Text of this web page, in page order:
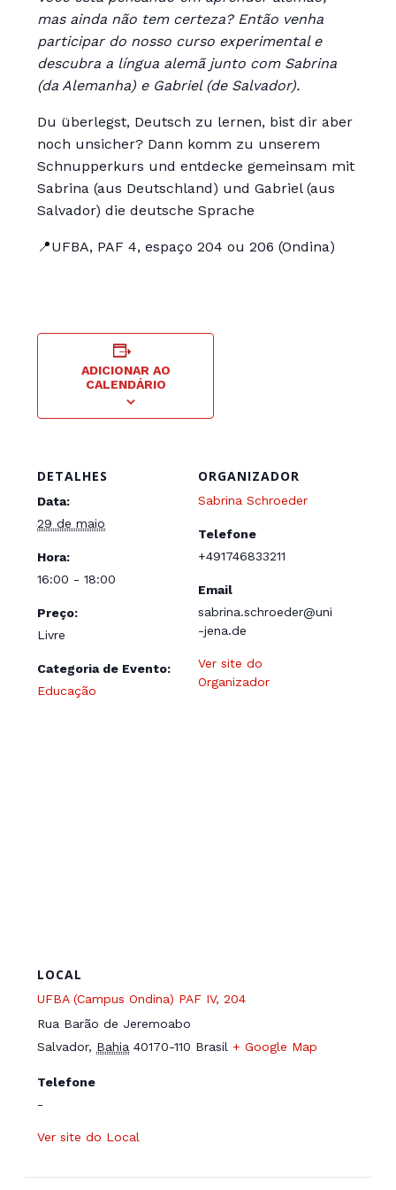
mas ainda não tem certeza? Então venha
participar do nosso curso experimental e
descubra a língua alemã junto com Sabrina
(da Alemanha) e Gabriel (de Salvador).
Du überlegst, Deutsch zu lernen, bist dir aber
noch unsicher? Dann komm zu unserem
Schnupperkurs und entdecke gemeinsam mit
Sabrina (aus Deutschland) und Gabriel (aus
Salvador) die deutsche Sprache
📍UFBA, PAF 4, espaço 204 ou 206 (Ondina)
ADICIONAR AO
CALENDÁRIO
DETALHES
Data:
29 de maio
Hora:
16:00 - 18:00
Preço:
Livre
Categoria de Evento:
Educação
ORGANIZADOR
Sabrina Schroeder
Telefone
+491746833211
Email
sabrina.schroeder@uni
-jena.de
Ver site do
Organizador
LOCAL
UFBA (Campus Ondina) PAF IV, 204
Rua Barão de Jeremoabo
Salvador, Bahia 40170-110 Brasil + Google Map
Telefone
-
Ver site do Local